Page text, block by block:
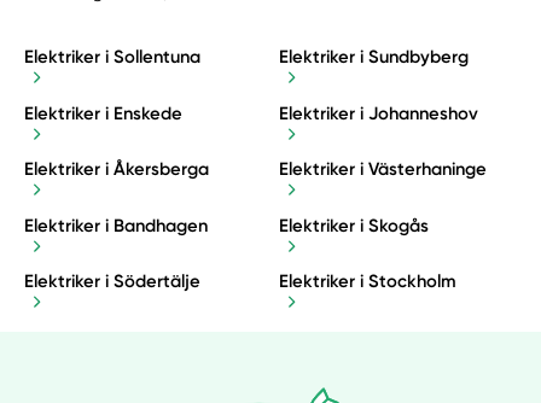
Elektriker i Sollentuna Elektriker i Sundbyberg
Elektriker i Enskede Elektriker i Johanneshov
Elektriker i Åkersberga Elektriker i Västerhaninge
Elektriker i Bandhagen Elektriker i Skogås
Elektriker i Södertälje Elektriker i Stockholm